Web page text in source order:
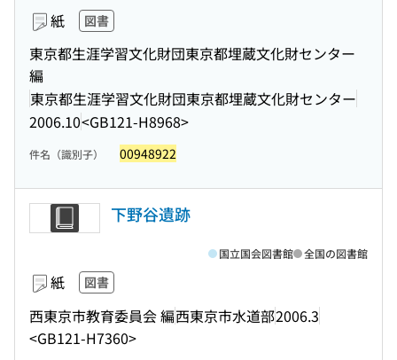
紙 図書
東京都生涯学習文化財団東京都埋蔵文化財センター
編
東京都生涯学習文化財団東京都埋蔵文化財センター
2006.10<GB121-H8968>
件名（識別子） 00948922
下野谷遺跡
紙 図書
西東京市教育委員会 編西東京市水道部2006.3
<GB121-H7360>
国立国会図書館 全国の図書館